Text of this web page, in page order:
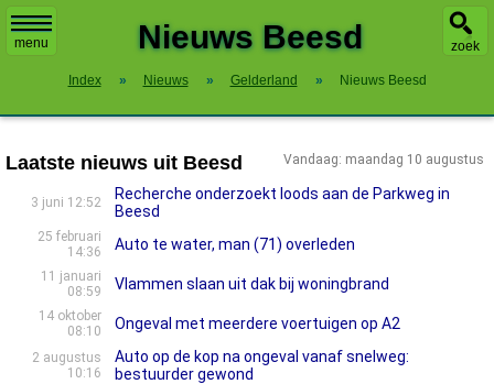
menu zoek
Nieuws Beesd
Index » Nieuws » Gelderland » Nieuws Beesd
Vandaag: maandag 10 augustus
Laatste nieuws uit Beesd
3 juni 12:52
Recherche onderzoekt loods aan de Parkweg in
Beesd
25 februari
14:36
Auto te water, man (71) overleden
11 januari
08:59
Vlammen slaan uit dak bij woningbrand
14 oktober
08:10
Ongeval met meerdere voertuigen op A2
2 augustus
10:16
Auto op de kop na ongeval vanaf snelweg:
bestuurder gewond